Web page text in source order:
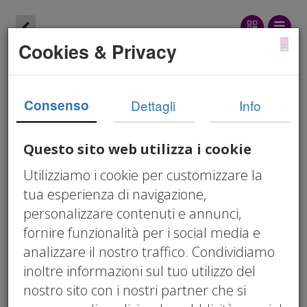
Credito d'Imposta
Transizione 5.0
Circolare 4/2025
03/05/2025 12:00 am
Cos'è il Credito d'Imposta?
Il credito d'imposta è un'agevolazione fiscale
che consente alle imprese di ridurre le
imposte dovute compensando una parte
delle spese sostenute per specifici
×
Cookies & Privacy
Consenso Dettagli Info
Questo sito web utilizza i cookie
Utilizziamo i cookie per customizzare la
tua esperienza di navigazione,
personalizzare contenuti e annunci,
fornire funzionalità per i social media e
analizzare il nostro traffico. Condividiamo
inoltre informazioni sul tuo utilizzo del
nostro sito con i nostri partner che si